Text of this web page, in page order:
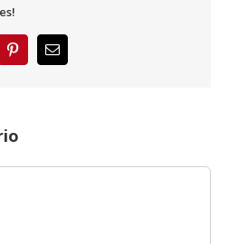
PinterestCorreo
electrónico